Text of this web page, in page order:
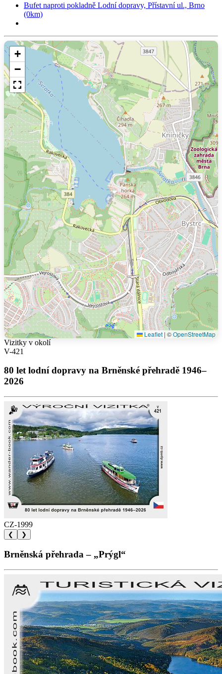
Bufet naproti pokladně Lodní dopravy, Přístavní ul., Brno
(0km)
+
−
Leaflet | ©OpenStreetMap
Vizitky v okolí
V-421
80 let lodní dopravy na Brněnské přehradě 1946–
2026
CZ-1999
❮ ❯
Brněnská přehrada – „Prýgl“